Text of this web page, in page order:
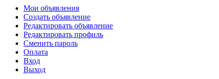
Мои объявления
Создать объявление
Редактировать объявление
Редактировать профиль
Сменить пароль
Оплата
Вход
Выход